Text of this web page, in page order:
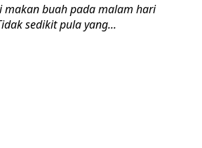
makan buah pada malam hari
sedikit pula yang...